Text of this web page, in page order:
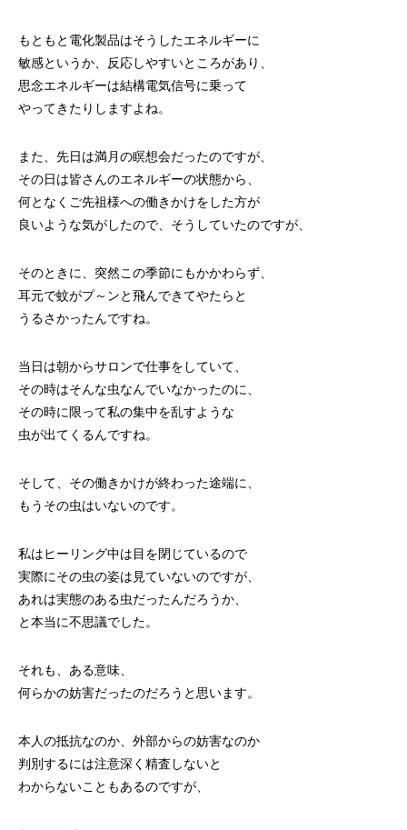
もともと電化製品はそうしたエネルギーに
敏感というか、反応しやすいところがあり、
思念エネルギーは結構電気信号に乗って
やってきたりしますよね。
また、先日は満月の瞑想会だったのですが、
その日は皆さんのエネルギーの状態から、
何となくご先祖様への働きかけをした方が
良いような気がしたので、そうしていたのですが、
そのときに、突然この季節にもかかわらず、
耳元で蚊がプ～ンと飛んできてやたらと
うるさかったんですね。
当日は朝からサロンで仕事をしていて、
その時はそんな虫なんでいなかったのに、
その時に限って私の集中を乱すような
虫が出てくるんですね。
そして、その働きかけが終わった途端に、
もうその虫はいないのです。
私はヒーリング中は目を閉じているので
実際にその虫の姿は見ていないのですが、
あれは実態のある虫だったんだろうか、
と本当に不思議でした。
それも、ある意味、
何らかの妨害だったのだろうと思います。
本人の抵抗なのか、外部からの妨害なのか
判別するには注意深く精査しないと
わからないこともあるのですが、